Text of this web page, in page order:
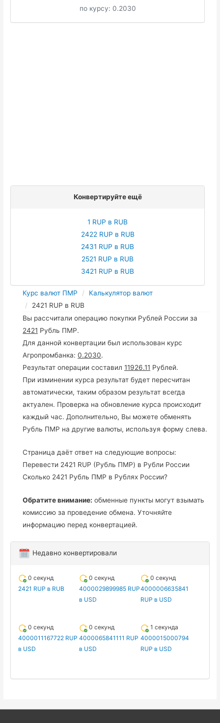
по курсу: 0.2030
Конвертируйте ещё
1 RUP в RUB
2422 RUP в RUB
2431 RUP в RUB
2521 RUP в RUB
3421 RUP в RUB
Курс валют ПМР
Калькулятор валют
2421 RUP в RUB
Вы рассчитали операцию покупки Рублей России за
2421 Рубль ПМР.
Для данной конвертации был использован курс
Агропромбанка:0.2030.
Результат операции составил11926.11 Рублей.
При изминении курса результат будет пересчитан
автоматически, таким образом результат всегда
актуален. Проверка на обновление курса происходит
каждый час. Дополнительно, Вы можете обменять
Рубль ПМР на другие валюты, используя форму слева.
Страница даёт ответ на следующие вопросы:
Перевести 2421 RUP (Рубль ПМР) в Рубли России
Сколько 2421 Рубль ПМР в Рублях России?
Обратите внимание: обменные пункты могут взымать
комиссию за проведение обмена. Уточняйте
информацию перед конвертацией.
Недавно конвертировали
0 секунд
2421 RUP в RUB
0 секунд
4000029899985 RUP
в USD
0 секунд
4000006635841
RUP в USD
0 секунд
4000011167722 RUP
в USD
0 секунд
4000065841111 RUP
в USD
1 секунда
4000015000794
RUP в USD